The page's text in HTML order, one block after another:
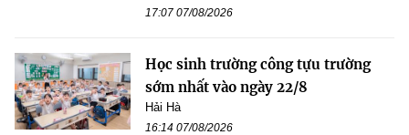
17:07 07/08/2026
Học sinh trường công tựu trường
sớm nhất vào ngày 22/8
Hải Hà
16:14 07/08/2026